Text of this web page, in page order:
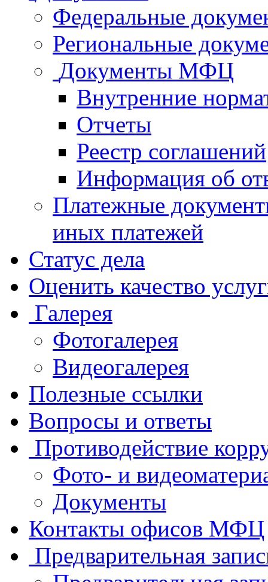
Федеральные
Региональные
Документы МФЦ
Внутренние
Отчеты
Реестр соглашений
Информация об
Платежные
иных платежей
Статус дела
Оценить качество
Галерея
Фотогалерея
Видеогалерея
Полезные ссылки
Вопросы и ответы
Противодействие
Фото- и
Документы
Контакты офисов МФЦ
Предварительная